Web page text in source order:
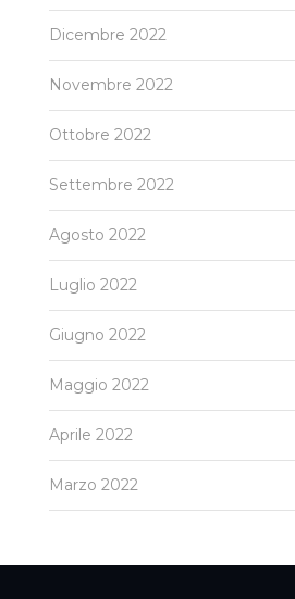
Dicembre 2022
Novembre 2022
Ottobre 2022
Settembre 2022
Agosto 2022
Luglio 2022
Giugno 2022
Maggio 2022
Aprile 2022
Marzo 2022